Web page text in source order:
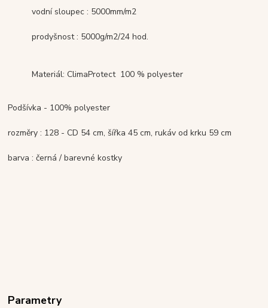
vodní sloupec : 5000mm/m2
prodyšnost : 5000g/m2/24 hod.
Materiál: ClimaProtect 100 % polyester
Podšívka - 100% polyester
rozměry : 128 - CD 54 cm, šířka 45 cm, rukáv od krku 59 cm
barva : černá / barevné kostky
Parametry